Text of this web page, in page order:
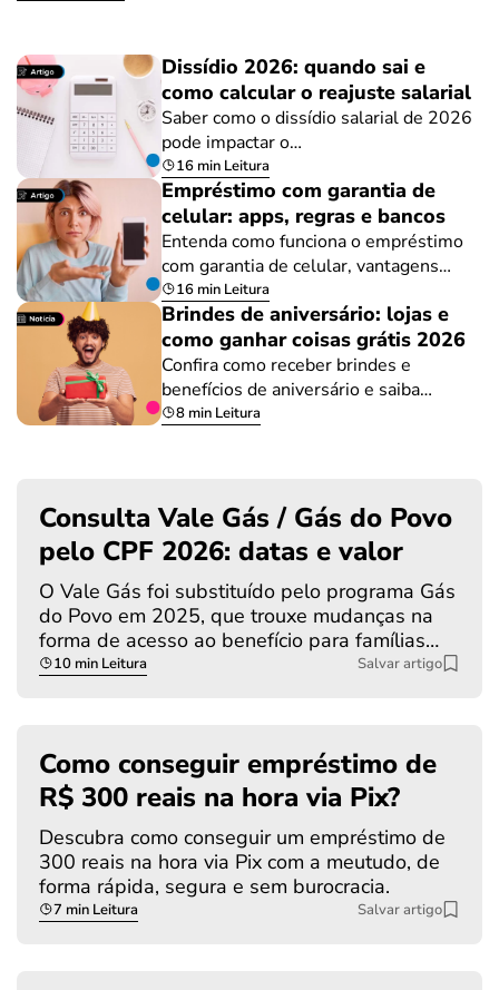
Dissídio 2026: quando sai e
como calcular o reajuste salarial
Saber como o dissídio salarial de 2026
pode impactar o…
16 min Leitura
Empréstimo com garantia de
celular: apps, regras e bancos
Entenda como funciona o empréstimo
com garantia de celular, vantagens…
16 min Leitura
Brindes de aniversário: lojas e
como ganhar coisas grátis 2026
Confira como receber brindes e
benefícios de aniversário e saiba…
8 min Leitura
Consulta Vale Gás / Gás do Povo
pelo CPF 2026: datas e valor
O Vale Gás foi substituído pelo programa Gás
do Povo em 2025, que trouxe mudanças na
forma de acesso ao benefício para famílias…
10 min Leitura Salvar artigo
Como conseguir empréstimo de
R$ 300 reais na hora via Pix?
Descubra como conseguir um empréstimo de
300 reais na hora via Pix com a meutudo, de
forma rápida, segura e sem burocracia.
7 min Leitura Salvar artigo